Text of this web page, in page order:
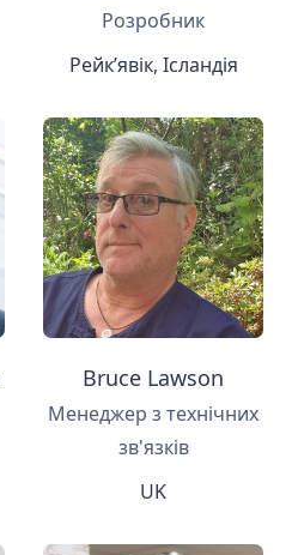
Розробник
Рейк’явік, Ісландія
Bruce Lawson
Менеджер з технічних
зв'язків
UK